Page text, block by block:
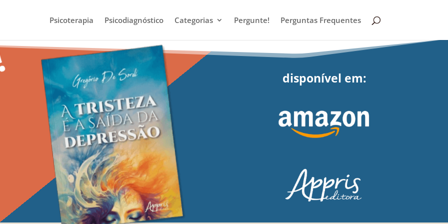
Psicoterapia Psicodiagnóstico Categorias Pergunte! Perguntas Frequentes
disponível em: